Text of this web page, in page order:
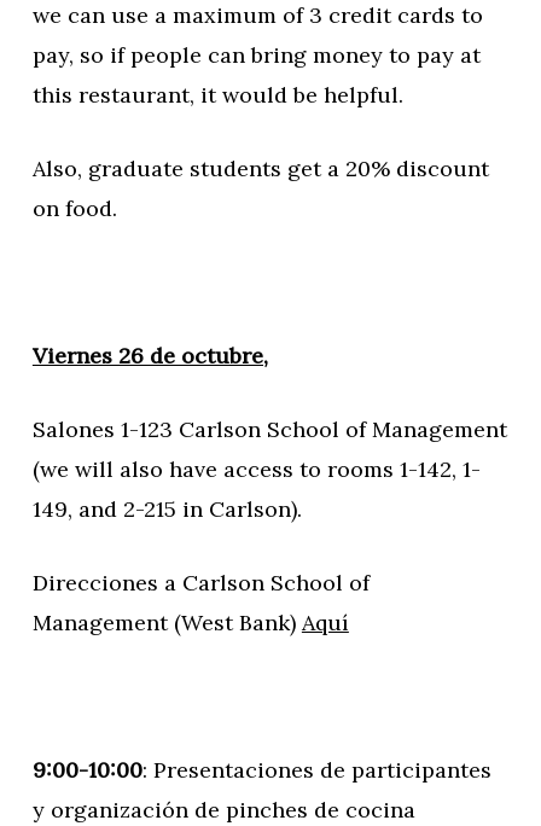
we can use a maximum of 3 credit cards to
pay, so if people can bring money to pay at
this restaurant, it would be helpful.
Also, graduate students get a 20% discount
on food.
Viernes 26 de octubre,
Salones 1-123 Carlson School of Management
(we will also have access to rooms 1-142, 1-
149, and 2-215 in Carlson).
Direcciones a Carlson School of
Management (West Bank) Aquí
9:00-10:00: Presentaciones de participantes
y organización de pinches de cocina